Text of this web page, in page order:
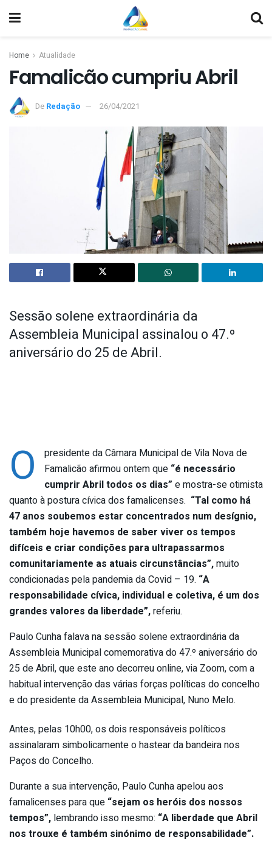
Home Atualidade
Famalicão cumpriu Abril
De Redação 26/04/2021
Sessão solene extraordinária da
Assembleia Municipal assinalou o 47.º
aniversário do 25 de Abril.
O
presidente da Câmara Municipal de Vila Nova de
Famalicão afirmou ontem que “é necessário
cumprir Abril todos os dias” e mostra-se otimista
quanto à postura cívica dos famalicenses. “Tal como há
47 anos soubemos estar concentrados num desígnio,
também hoje havemos de saber viver os tempos
difíceis e criar condições para ultrapassarmos
comunitariamente as atuais circunstâncias”,muito
condicionadas pela pandemia da Covid – 19. “A
responsabilidade cívica, individual e coletiva, é um dos
grandes valores da liberdade”,referiu.
Paulo Cunha falava na sessão solene extraordinária da
Assembleia Municipal comemorativa do 47.º aniversário do
25 de Abril, que este ano decorreu online, via Zoom, com a
habitual intervenção das várias forças políticas do concelho
e do presidente da Assembleia Municipal, Nuno Melo.
Antes, pelas 10h00, os dois responsáveis políticos
assinalaram simbolicamente o hastear da bandeira nos
Paços do Concelho.
Durante a sua intervenção, Paulo Cunha apelou aos
famalicenses para que “sejam os heróis dos nossos
tempos”, lembrando isso mesmo: “A liberdade que Abril
nos trouxe é também sinónimo de responsabilidade”.